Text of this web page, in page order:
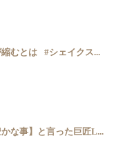
むとは⠀#シェイクス...
かな事】と言った巨匠L...